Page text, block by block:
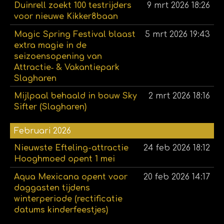
Duinrell zoekt 100 testrijders
voor nieuwe Kikker8baan
9 mrt 2026 18:26
Magic Spring Festival blaast
extra magie in de
seizoensopening van
Attractie‑ & Vakantiepark
Slagharen
5 mrt 2026 19:43
Mijlpaal behaald in bouw Sky
Sifter (Slagharen)
2 mrt 2026 18:16
Februari 2026
Nieuwste Efteling-attractie
Hooghmoed opent 1 mei
24 feb 2026 18:12
Aqua Mexicana opent voor
daggasten tijdens
winterperiode (rectificatie
datums kinderfeestjes)
20 feb 2026 14:17